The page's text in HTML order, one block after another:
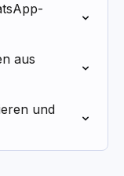
aus
und